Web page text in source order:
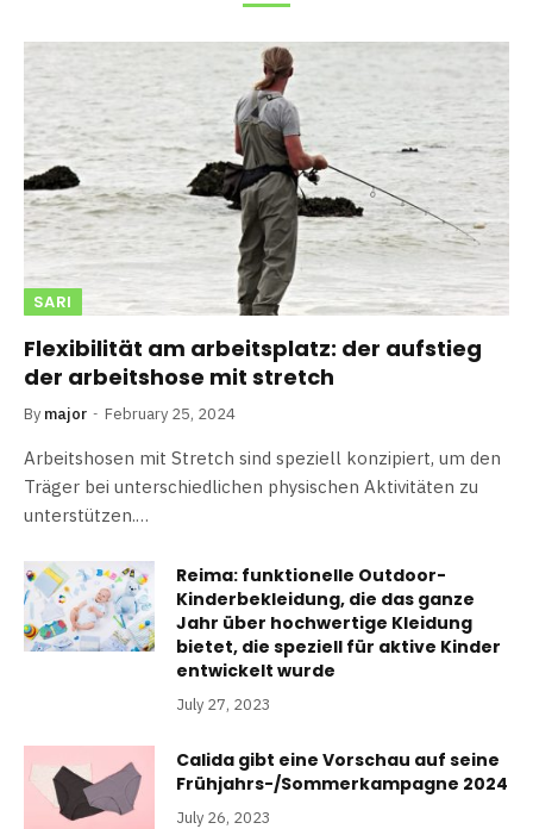
SARI
Flexibilität am arbeitsplatz: der aufstieg
der arbeitshose mit stretch
By major February 25, 2024
Arbeitshosen mit Stretch sind speziell konzipiert, um den
Träger bei unterschiedlichen physischen Aktivitäten zu
unterstützen.…
Reima: funktionelle Outdoor-
Kinderbekleidung, die das ganze
Jahr über hochwertige Kleidung
bietet, die speziell für aktive Kinder
entwickelt wurde
July 27, 2023
Calida gibt eine Vorschau auf seine
Frühjahrs-/Sommerkampagne 2024
July 26, 2023